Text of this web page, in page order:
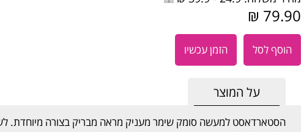
79.90 ₪
הוסף לסל הזמן עכשיו
על המוצר
הסטארדאסט למעשה סומק שימר מעניק מראה מבריק בצורה מיוחדת.